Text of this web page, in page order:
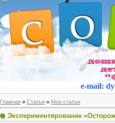
e-mail:
Главная » Статьи » Мои статьи
Экспериментирование